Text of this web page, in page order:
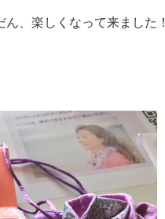
、楽しくなって来ました！